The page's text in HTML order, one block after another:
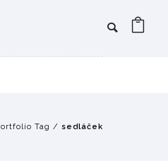
Tag / sedláček